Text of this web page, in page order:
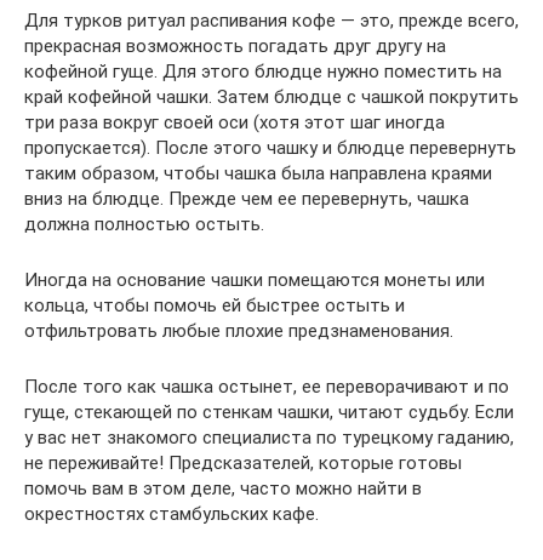
Для турков ритуал распивания кофе — это, прежде всего,
прекрасная возможность погадать друг другу на
кофейной гуще. Для этого блюдце нужно поместить на
край кофейной чашки. Затем блюдце с чашкой покрутить
три раза вокруг своей оси (хотя этот шаг иногда
пропускается). После этого чашку и блюдце перевернуть
таким образом, чтобы чашка была направлена краями
вниз на блюдце. Прежде чем ее перевернуть, чашка
должна полностью остыть.
Иногда на основание чашки помещаются монеты или
кольца, чтобы помочь ей быстрее остыть и
отфильтровать любые плохие предзнаменования.
После того как чашка остынет, ее переворачивают и по
гуще, стекающей по стенкам чашки, читают судьбу. Если
у вас нет знакомого специалиста по турецкому гаданию,
не переживайте! Предсказателей, которые готовы
помочь вам в этом деле, часто можно найти в
окрестностях стамбульских кафе.